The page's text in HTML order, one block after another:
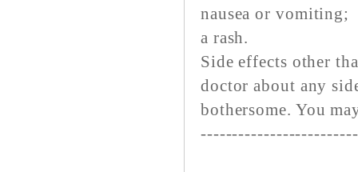
nausea or vomiting;
a rash.
Side effects other
doctor about any
bothersome. You